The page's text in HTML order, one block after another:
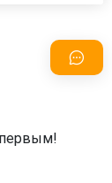
первым!